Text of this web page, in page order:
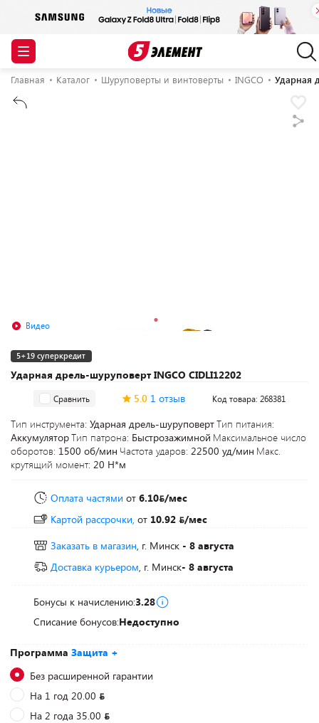
Главная Каталог Шуруповерты и винтоверты INGCO Ударная
Ударная дрель-шуруповерт INGCO CIDLI12202
Видео
5+19 суперкредит
Программа Защита +
Без расширенной гарантии
На 1 год 20.00
На 2 года 35.00
Сравнить 5.0 1 отзыв Код товара: 268381
Тип инструмента: Ударная дрель-шуруповертТип питания:
АккумуляторТип патрона: Быстрозажимной Максимальное число
оборотов: 1500 об/мин Частота ударов: 22500 уд/мин Макс.
крутящий момент: 20 Н*м
Оплата частями от 6.10 /мес
Картой рассрочки, от 10.92
/мес
Заказать в магазин, г. Минск - 8 августа
Доставка курьером, г. Минск- 8 августа
Бонусы к начислению:3.28
Списание бонусов:Недоступно